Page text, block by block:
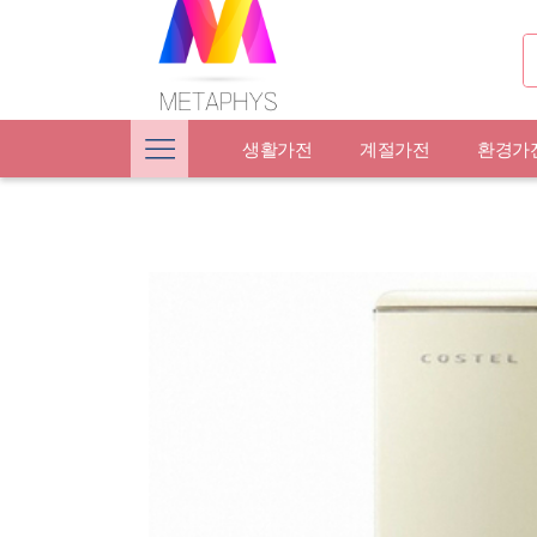
생활가전 계절가전 환경가